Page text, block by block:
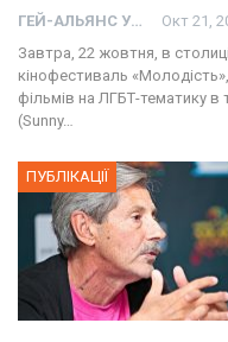
ГЕЙ-АЛЬЯНС УКРАИНА Окт 21,
Завтра, 22 жовтня, в
кінофестиваль
фільмів на ЛГБТ-тематику в
(Sunny…
ПУБЛІКАЦІЇ